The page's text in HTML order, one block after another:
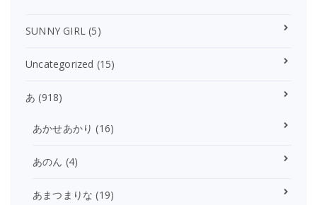
SUNNY GIRL (5)
Uncategorized (15)
あ (918)
あかせあかり (16)
あのん (4)
あまつまりな (19)